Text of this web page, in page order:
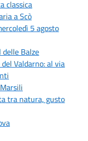
classica
a Scò
5 agosto
Balze
Valdarno: al via
tra natura, gusto